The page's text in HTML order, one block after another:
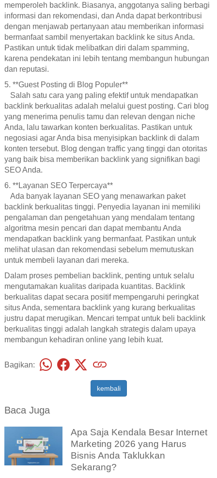
memperoleh backlink. Biasanya, anggotanya saling berbagi
informasi dan rekomendasi, dan Anda dapat berkontribusi
dengan menjawab pertanyaan atau memberikan informasi
bermanfaat sambil menyertakan backlink ke situs Anda.
Pastikan untuk tidak melibatkan diri dalam spamming,
karena pendekatan ini lebih tentang membangun hubungan
dan reputasi.
5. **Guest Posting di Blog Populer**
Salah satu cara yang paling efektif untuk mendapatkan
backlink berkualitas adalah melalui guest posting. Cari blog
yang menerima penulis tamu dan relevan dengan niche
Anda, lalu tawarkan konten berkualitas. Pastikan untuk
negosiasi agar Anda bisa menyisipkan backlink di dalam
konten tersebut. Blog dengan traffic yang tinggi dan otoritas
yang baik bisa memberikan backlink yang signifikan bagi
SEO Anda.
6. **Layanan SEO Terpercaya**
Ada banyak layanan SEO yang menawarkan paket
backlink berkualitas tinggi. Penyedia layanan ini memiliki
pengalaman dan pengetahuan yang mendalam tentang
algoritma mesin pencari dan dapat membantu Anda
mendapatkan backlink yang bermanfaat. Pastikan untuk
melihat ulasan dan rekomendasi sebelum memutuskan
untuk membeli layanan dari mereka.
Dalam proses pembelian backlink, penting untuk selalu
mengutamakan kualitas daripada kuantitas. Backlink
berkualitas dapat secara positif mempengaruhi peringkat
situs Anda, sementara backlink yang kurang berkualitas
justru dapat merugikan. Mencari tempat untuk beli backlink
berkualitas tinggi adalah langkah strategis dalam upaya
membangun kehadiran online yang lebih kuat.
Bagikan:
kembali
Baca Juga
Apa Saja Kendala Besar Internet
Marketing 2026 yang Harus
Bisnis Anda Taklukkan
Sekarang?